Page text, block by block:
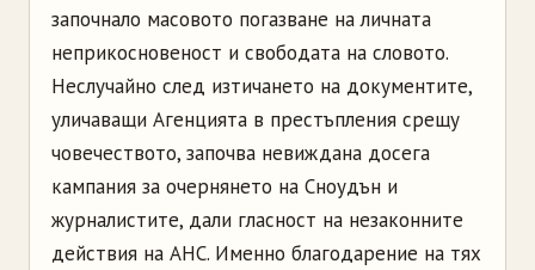
започнало масовото погазване на личната
неприкосновеност и свободата на словото.
Неслучайно след изтичането на документите,
уличаващи Агенцията в престъпления срещу
човечеството, започва невиждана досега
кампания за очернянето на Сноудън и
журналистите, дали гласност на незаконните
действия на АНС. Именно благодарение на тях